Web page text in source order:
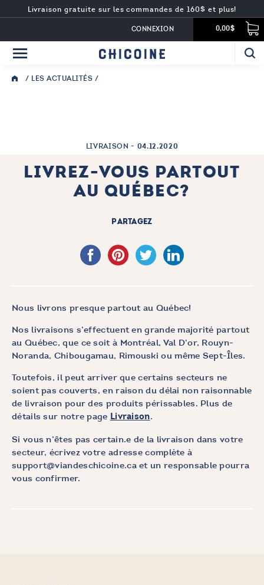
Livraison gratuite sur les commandes de 160$ et plus!
0,00$
CONNEXION
/ LES ACTUALITÉS /
LIVRAISON - 04.12.2020
LIVREZ-VOUS PARTOUT
AU QUÉBEC?
PARTAGEZ
Nous livrons presque partout au Québec!
Nos livraisons s’effectuent en grande majorité partout
au Québec, que ce soit à Montréal, Val D’or, Rouyn-
Noranda, Chibougamau, Rimouski ou même Sept-Îles.
Toutefois, il peut arriver que certains secteurs ne
soient pas couverts, en raison du délai non raisonnable
de livraison pour des produits périssables. Plus de
détails sur notre page Livraison.
Si vous n’êtes pas certain.e de la livraison dans votre
secteur, écrivez votre adresse complète à
support@viandeschicoine.ca et un responsable pourra
vous confirmer.